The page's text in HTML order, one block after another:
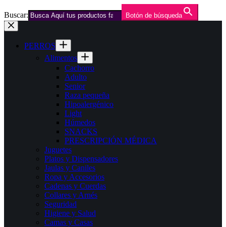
Buscar: Botón de búsqueda
Saltar
al
contenidoPERROS
Alimentos
Cachorro
Adulto
Senior
Raza pequeña
Hipoalergénico
Light
Húmedos
SNACKS
PRESCRIPCIÓN MÉDICA
Juguetes
Platos y Dispensadores
Jaulas y Caniles
Ropa y Accesorios
Cadenas y Cuerdas
Collares y Arnés
Seguridad
Higiene y Salud
Camas y Casas